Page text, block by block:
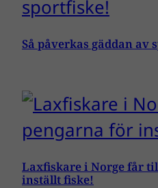
Så påverkas gäddan av
Laxfiskare i Norge får
inställt fiske!